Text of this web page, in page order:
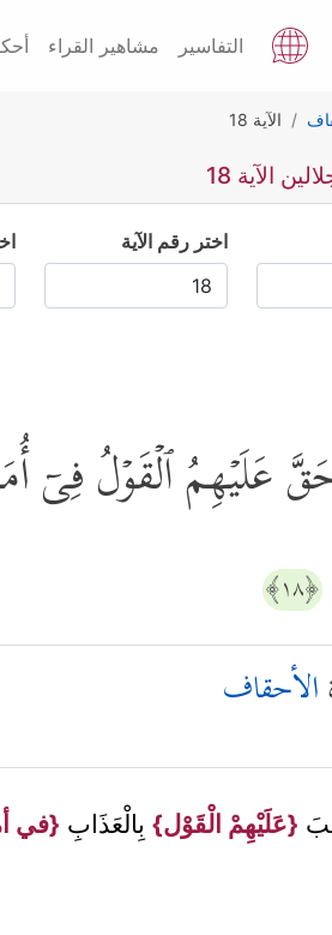
التفاسير مشاهير القراء
الآية 18
الآية 18
اختر رقم الآية
حَقَّ عَلَیۡهِمُ ٱلۡقَوۡلُ
﴿١٨﴾
الأحقاف
{عَلَيْهِمْ الْقَوْل} بِالْعَذَابِ {في